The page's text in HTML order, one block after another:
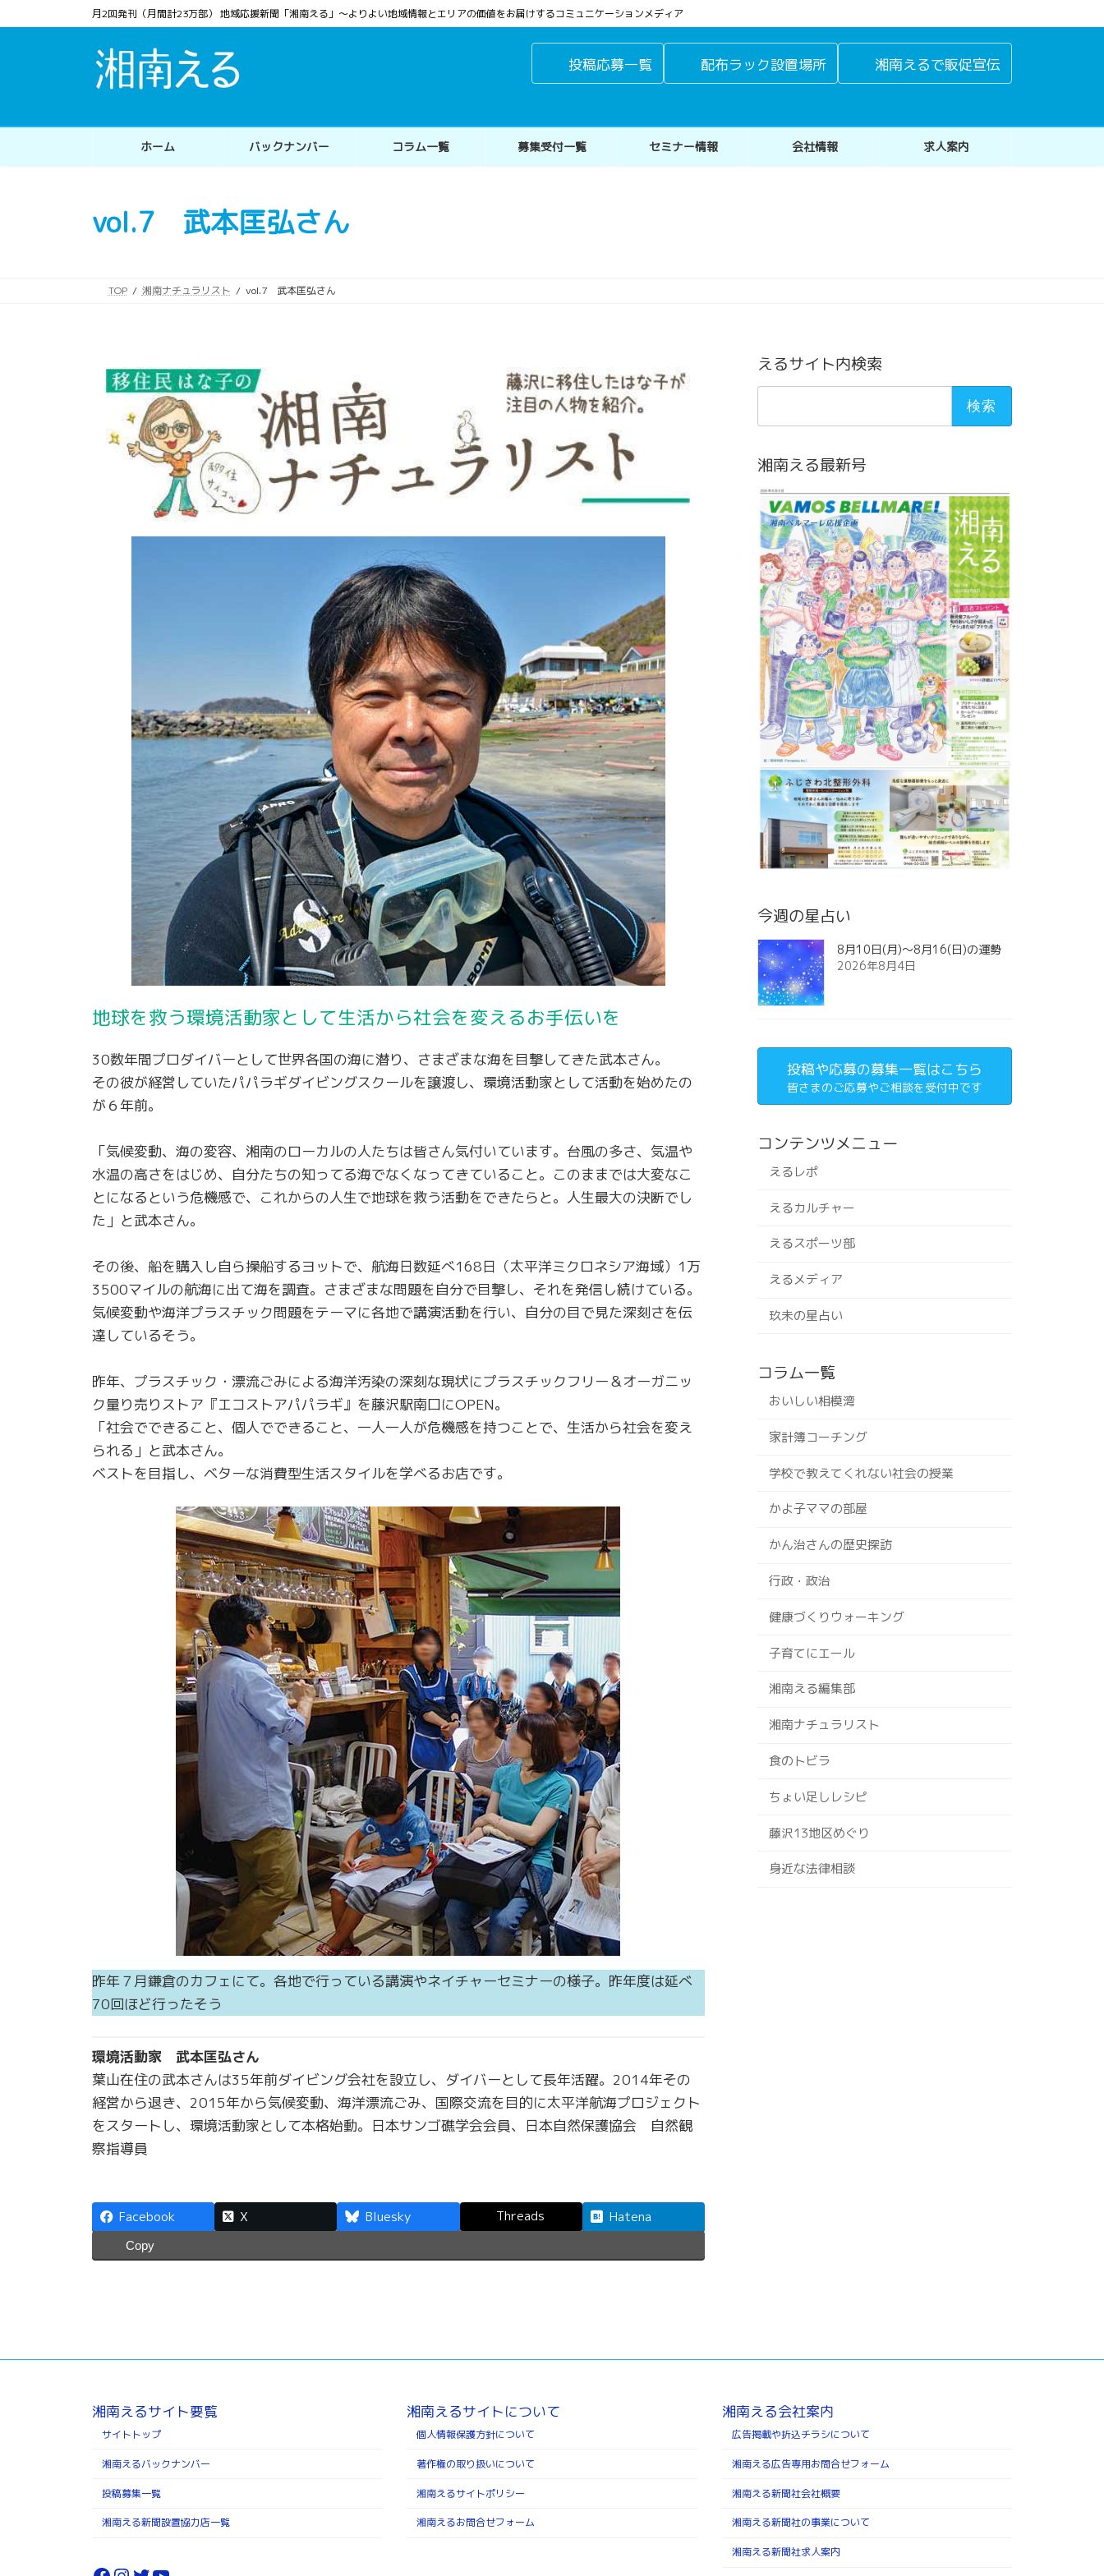
ン
ス
ビ
ン
月2回発刊（月間計23万部） 地域応援新聞「湘南える」〜よりよい地域情報とエリアの価値をお届けするコミュニケーションメディア
投稿応募一覧 配布ラック設置場所 湘南えるで販促宣伝
ホーム バックナンバー コラム一覧 募集受付一覧 セミナー情報 会社情報 求人案内
vol.7 武本匡弘さん
TOP 湘南ナチュラリスト vol.7 武本匡弘さん
地球を救う環境活動家として生活から社会を変えるお手伝いを
30数年間プロダイバーとして世界各国の海に潜り、さまざまな海を目撃してきた武本さん。
その彼が経営していたパパラギダイビングスクールを譲渡し、環境活動家として活動を始めたの
が６年前。
「気候変動、海の変容、湘南のローカルの人たちは皆さん気付いています。台風の多さ、気温や
水温の高さをはじめ、自分たちの知ってる海でなくなってきていること。このままでは大変なこ
とになるという危機感で、これからの人生で地球を救う活動をできたらと。人生最大の決断でし
た」と武本さん。
その後、船を購入し自ら操船するヨットで、航海日数延べ168日（太平洋ミクロネシア海域）1万
3500マイルの航海に出て海を調査。さまざまな問題を自分で目撃し、それを発信し続けている。
気候変動や海洋プラスチック問題をテーマに各地で講演活動を行い、自分の目で見た深刻さを伝
達しているそう。
昨年、プラスチック・漂流ごみによる海洋汚染の深刻な現状にプラスチックフリー＆オーガニッ
ク量り売りストア『エコストアパパラギ』を藤沢駅南口にOPEN。
「社会でできること、個人でできること、一人一人が危機感を持つことで、生活から社会を変え
られる」と武本さん。
ベストを目指し、ベターな消費型生活スタイルを学べるお店です。
昨年７月鎌倉のカフェにて。各地で行っている講演やネイチャーセミナーの様子。昨年度は延べ
70回ほど行ったそう
環境活動家 武本匡弘さん
葉山在住の武本さんは35年前ダイビング会社を設立し、ダイバーとして長年活躍。2014年その
経営から退き、2015年から気候変動、海洋漂流ごみ、国際交流を目的に太平洋航海プロジェクト
をスタートし、環境活動家として本格始動。日本サンゴ礁学会会員、日本自然保護協会 自然観
察指導員
Facebook X Bluesky Threads Hatena
Copy
えるサイト内検索
湘南える最新号
今週の星占い
8月10日(月)～8月16(日)の運勢
2026年8月4日
投稿や応募の募集一覧はこちら
皆さまのご応募やご相談を受付中です
コンテンツメニュー
えるレポ
えるカルチャー
えるスポーツ部
えるメディア
玖未の星占い
コラム一覧
おいしい相模湾
家計簿コーチング
学校で教えてくれない社会の授業
かよ子ママの部屋
かん治さんの歴史探訪
行政・政治
健康づくりウォーキング
子育てにエール
湘南える編集部
湘南ナチュラリスト
食のトビラ
ちょい足しレシピ
藤沢13地区めぐり
身近な法律相談
湘南えるサイト要覧
サイトトップ
湘南えるバックナンバー
投稿募集一覧
湘南える新聞設置協力店一覧
湘南えるサイトについて
個人情報保護方針について
著作権の取り扱いについて
湘南えるサイトポリシー
湘南えるお問合せフォーム
湘南える会社案内
広告掲載や折込チラシについて
湘南える広告専用お問合せフォーム
湘南える新聞社会社概要
湘南える新聞社の事業について
湘南える新聞社求人案内